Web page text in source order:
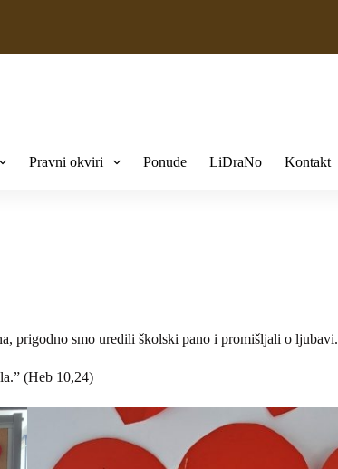
Pravni okviri Ponude LiDraNo Kontakt
prigodno smo uredili školski pano i promišljali o ljubavi.
(Heb 10,24)